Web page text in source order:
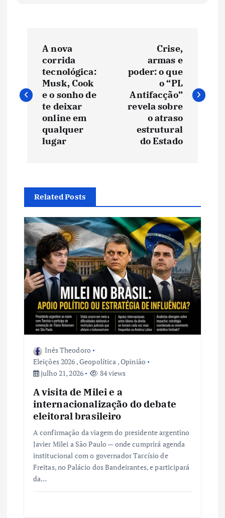
v
ç
ã
o
d
e
o
A nova
corrida
tecnológica:
Musk, Cook
e o sonho de
te deixar
online em
qualquer
lugar
Crise,
armas e
poder: o que
o “PL
Antifacção”
revela sobre
o atraso
estrutural
do Estado
Related Posts
Inês Theodoro
Eleições 2026 ,Geopolítica ,Opinião
julho 21, 2026
84 views
A visita de Milei e a
internacionalização do debate
eleitoral brasileiro
A confirmação da viagem do presidente argentino
Javier Milei a São Paulo — onde cumprirá agenda
institucional com o governador Tarcísio de
Freitas, no Palácio dos Bandeirantes, e participará
da…